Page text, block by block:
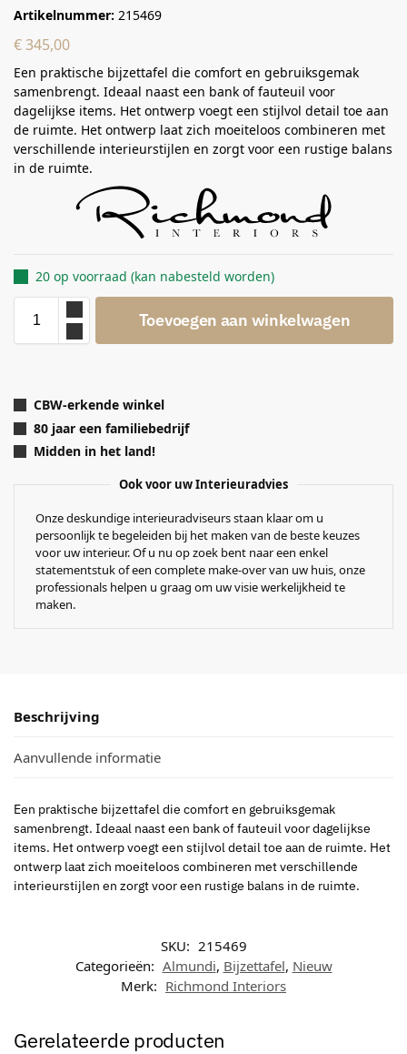
Artikelnummer: 215469
€345,00
Een praktische bijzettafel die comfort en gebruiksgemak
samenbrengt. Ideaal naast een bank of fauteuil voor
dagelijkse items. Het ontwerp voegt een stijlvol detail toe aan
de ruimte. Het ontwerp laat zich moeiteloos combineren met
verschillende interieurstijlen en zorgt voor een rustige balans
in de ruimte.
20 op voorraad (kan nabesteld worden)
Toevoegen aan winkelwagen
CBW-erkende winkel
80 jaar een familiebedrijf
Midden in het land!
Ook voor uw Interieuradvies
Onze deskundige interieuradviseurs staan klaar om u
persoonlijk te begeleiden bij het maken van de beste keuzes
voor uw interieur. Of u nu op zoek bent naar een enkel
statementstuk of een complete make-over van uw huis, onze
professionals helpen u graag om uw visie werkelijkheid te
maken.
Beschrijving
Aanvullende informatie
Een praktische bijzettafel die comfort en gebruiksgemak
samenbrengt. Ideaal naast een bank of fauteuil voor dagelijkse
items. Het ontwerp voegt een stijlvol detail toe aan de ruimte. Het
ontwerp laat zich moeiteloos combineren met verschillende
interieurstijlen en zorgt voor een rustige balans in de ruimte.
SKU: 215469
Categorieën: Almundi, Bijzettafel, Nieuw
Merk: Richmond Interiors
Gerelateerde producten